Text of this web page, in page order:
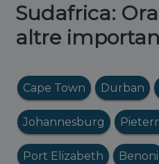
Sudafrica:
altre
Cape Town Durban
Johannesburg
Port Elizabeth Benoni